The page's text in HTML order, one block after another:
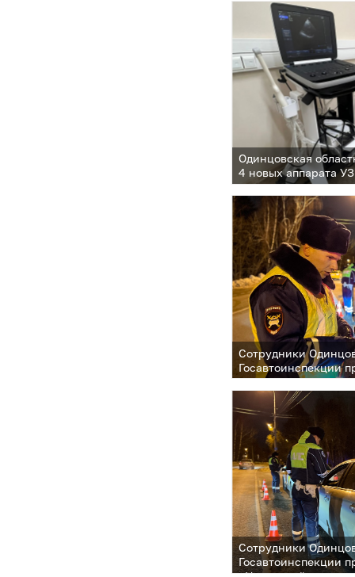
Одинцовская
4 новых аппарата
Сотрудники
Госавтоинспекции
«Нетрезвый
Сотрудники
Госавтоинспекции